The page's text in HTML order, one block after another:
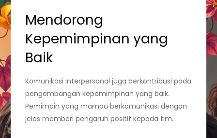
Mendorong
Kepemimpinan yang
Baik
Komunikasi interpersonal juga berkontribusi pada
pengembangan kepemimpinan yang baik.
Pemimpin yang mampu berkomunikasi dengan
jelas memberi pengaruh positif kepada tim.